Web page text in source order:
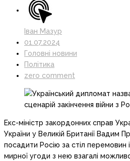
Іван Мазур
01.07.2024
Головні новини
Політика
zero comment
Екс-міністр закордонних справ
України у Великій Британії Вадим
посадити Росію за стіл перемовин
мирної угоди з нею взагалі